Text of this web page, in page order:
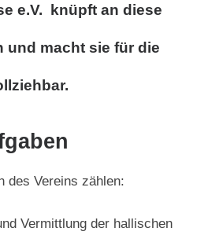
e.V. knüpft an diese
und macht sie für die
des Vereins zählen:
Vermittlung der hallischen